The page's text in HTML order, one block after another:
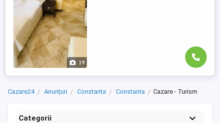
19
Cazare24 Anunțuri Constanta Constanta Cazare - Turism
Categorii